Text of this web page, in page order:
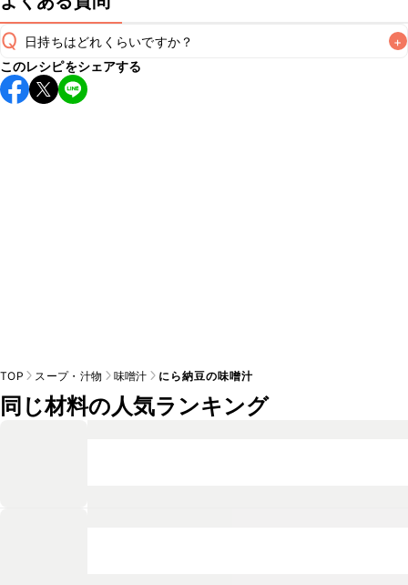
Q 日持ちはどれくらいですか？ +
保存期間は冷蔵で翌日中が目安です。なるべくお早めにお召
し上がりください。
このレシピをシェアする
TOP スープ・汁物 味噌汁 にら納豆の味噌汁
同じ材料の人気ランキング